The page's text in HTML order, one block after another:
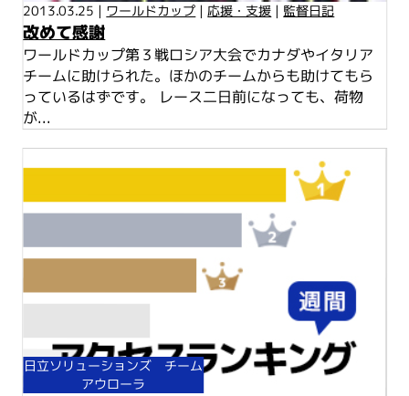
2013.03.25 | ワールドカップ |応援・支援 | 監督日記
改めて感謝
ワールドカップ第３戦ロシア大会でカナダやイタリア
チームに助けられた。ほかのチームからも助けてもら
っているはずです。 レース二日前になっても、荷物
が...
日立ソリューションズ チーム
アウローラ